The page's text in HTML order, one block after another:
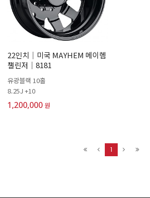
22인치│미국 MAYHEM 메이헴
챌린저│8181
유광블랙 10홀
8.25J +10
1,200,000 원
1